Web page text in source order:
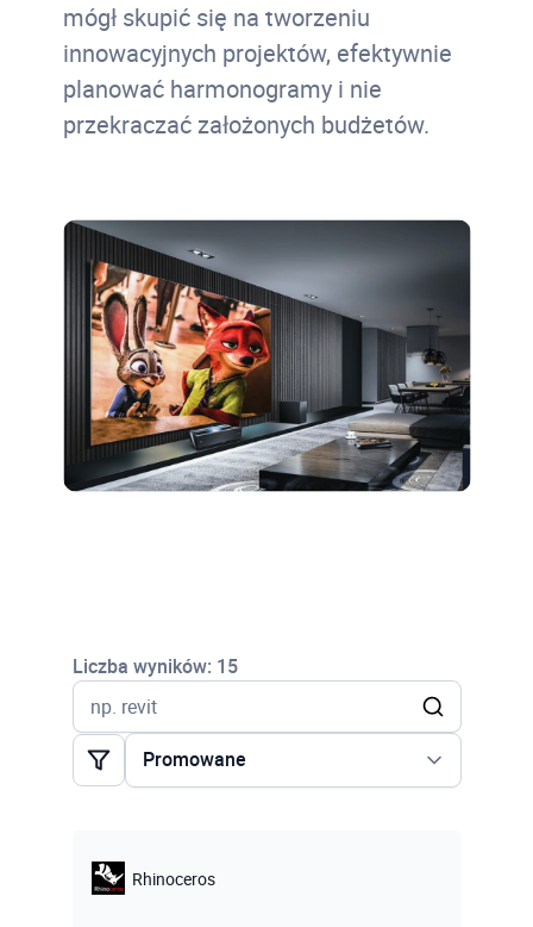
mógł skupić się na tworzeniu
innowacyjnych projektów, efektywnie
planować harmonogramy i nie
przekraczać założonych budżetów.
Liczba wyników: 15
Promowane
Rhinoceros